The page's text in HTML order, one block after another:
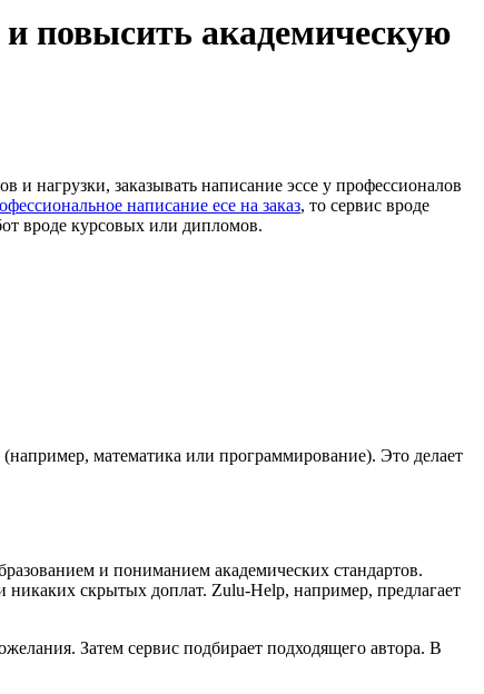
и повысить академическую
написание есе на заказ, то сервис вроде
вроде курсовых или дипломов.
математика или программирование). Это делает
и пониманием академических стандартов.
скрытых доплат. Zulu-Help, например, предлагает
Затем сервис подбирает подходящего автора. В